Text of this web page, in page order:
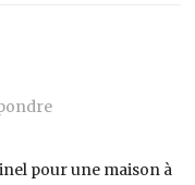
pour une maison à